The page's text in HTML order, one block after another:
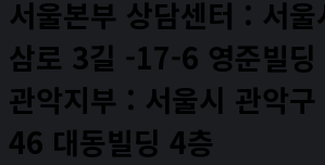
서울본부 상담센터 : 서
삼로 3길 -17-6 영준빌딩
관악지부 : 서울시 관악
46 대동빌딩 4층